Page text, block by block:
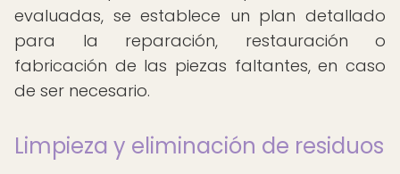
evaluadas, se establece un plan detallado
para la reparación, restauración o
fabricación de las piezas faltantes, en caso
de ser necesario.
Limpieza y eliminación de residuos